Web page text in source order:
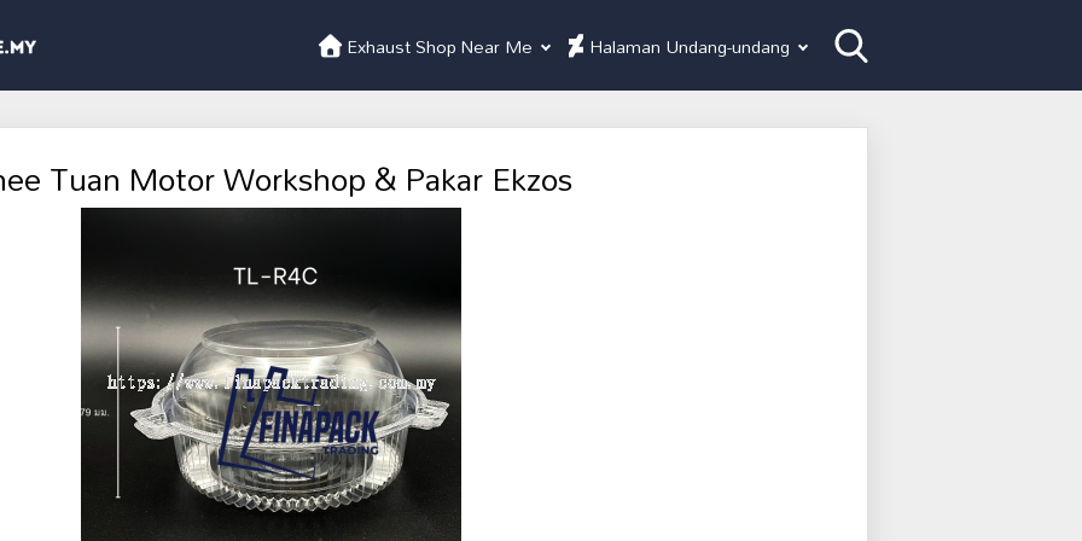
Exhaust Shop Near Me Halaman Undang-undang
Tuan Motor Workshop & Pakar Ekzos